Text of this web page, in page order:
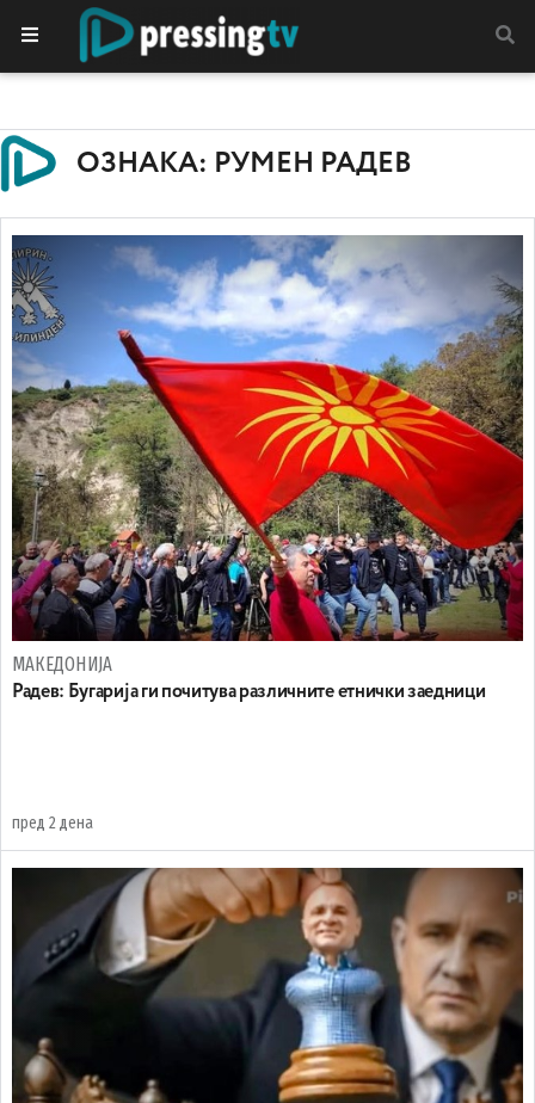
ОЗНАКА: РУМЕН РАДЕВ
МАКЕДОНИЈА
Радев: Бугарија ги почитува различните етнички заедници
пред 2 дена